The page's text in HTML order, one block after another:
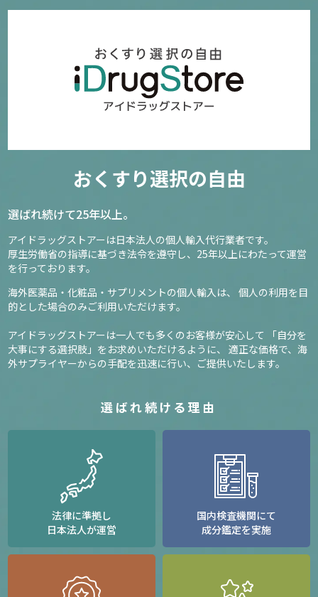
おくすり選択の自由
選ばれ続けて25年以上。
アイドラッグストアーは日本法人の個人輸入代行業者です。
厚生労働省の指導に基づき法令を遵守し、 25年以上にわたって運営
を行っております。
海外医薬品・化粧品・サプリメントの個人輸入は、 個人の利用を目
的とした場合のみご利用いただけます。
アイドラッグストアーは一人でも多くのお客様が安心して
「自分を
大事にする選択肢」をお求めいただけるように、 適正な価格で、海
外サプライヤーからの手配を迅速に行い、ご提供いたします。
選ばれ続ける理由
法律に準拠し
日本法人が運営
国内検査機関にて
成分鑑定を実施